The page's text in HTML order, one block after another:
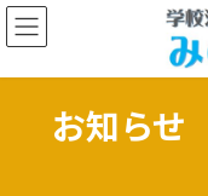
コ
ン
ン
ナ
ビ
ー
お知らせ